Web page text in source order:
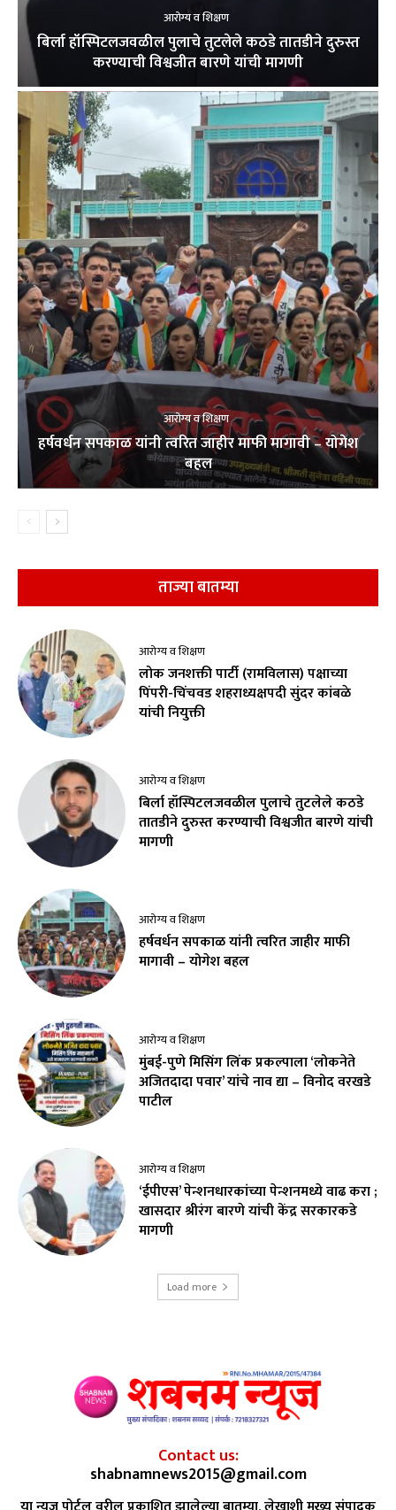
आरोग्य व शिक्षण
बिर्ला हॉस्पिटलजवळील पुलाचे तुटलेले कठडे तातडीने दुरुस्त
करण्याची विश्वजीत बारणे यांची मागणी
आरोग्य व शिक्षण
हर्षवर्धन सपकाळ यांनी त्वरित जाहीर माफी मागावी – योगेश
बहल
ताज्या बातम्या
आरोग्य व शिक्षण
लोक जनशक्ती पार्टी (रामविलास) पक्षाच्या
पिंपरी-चिंचवड शहराध्यक्षपदी सुंदर कांबळे
यांची नियुक्ती
आरोग्य व शिक्षण
बिर्ला हॉस्पिटलजवळील पुलाचे तुटलेले कठडे
तातडीने दुरुस्त करण्याची विश्वजीत बारणे यांची
मागणी
आरोग्य व शिक्षण
हर्षवर्धन सपकाळ यांनी त्वरित जाहीर माफी
मागावी – योगेश बहल
आरोग्य व शिक्षण
मुंबई-पुणे मिसिंग लिंक प्रकल्पाला ‘लोकनेते
अजितदादा पवार’ यांचे नाव द्या – विनोद वरखडे
पाटील
आरोग्य व शिक्षण
‘ईपीएस’ पेन्शनधारकांच्या पेन्शनमध्ये वाढ करा ;
खासदार श्रीरंग बारणे यांची केंद्र सरकारकडे
मागणी
Load more
Contact us:
shabnamnews2015@gmail.com